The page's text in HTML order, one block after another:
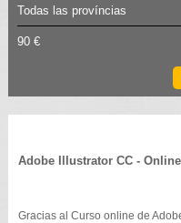
Todas las províncias
90 €
Adobe Illustrator CC - Online
Gracias al Curso online de